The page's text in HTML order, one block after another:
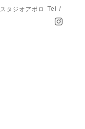
スタジオアポロ Tel /